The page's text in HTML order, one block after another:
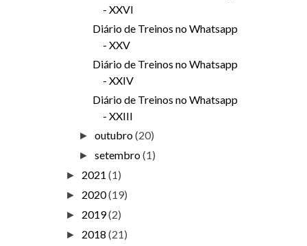
- XXVI
Diário de Treinos no Whatsapp
- XXV
Diário de Treinos no Whatsapp
- XXIV
Diário de Treinos no Whatsapp
- XXIII
►outubro(20)
►setembro(1)
► 2021 (1)
► 2020(19)
► 2019(2)
► 2018 (21)